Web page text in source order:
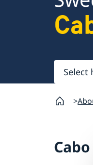
Select
here
Cabo